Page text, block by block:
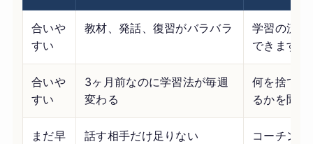
合いや
すい
教材、発話、復習がバラバラ
学習の流れ
できます。
合いや
すい
3ヶ月前なのに学習法が毎週
変わる
何を捨てる
るかを聞け
まだ早
話す相手だけ足りない
コーチン